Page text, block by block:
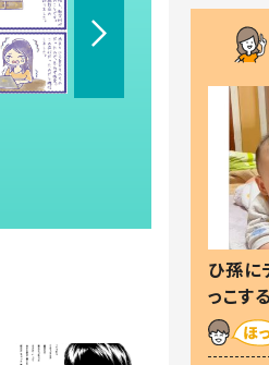
ひ孫に
っこす
した」